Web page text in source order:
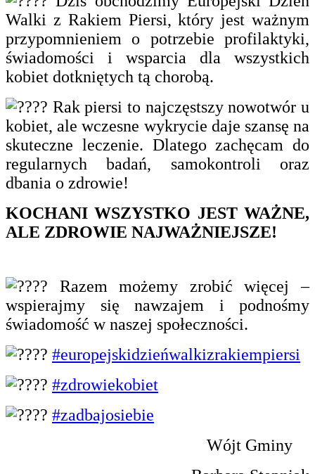
Walki z Rakiem Piersi, który jest ważnym
przypomnieniem o potrzebie profilaktyki,
świadomości i wsparcia dla wszystkich
kobiet dotkniętych tą chorobą.
Rak piersi to najczęstszy nowotwór u
kobiet, ale wczesne wykrycie daje szansę na
skuteczne leczenie. Dlatego zachęcam do
regularnych badań, samokontroli oraz
dbania o zdrowie!
KOCHANI WSZYSTKO JEST WAŻNE,
ALE ZDROWIE NAJWAŻNIEJSZE!
Razem możemy zrobić więcej –
wspierajmy się nawzajem i podnośmy
świadomość w naszej społeczności.
#europejskidzieńwalkizrakiempiersi
#zdrowiekobiet
#zadbajosiebie
Wójt Gminy